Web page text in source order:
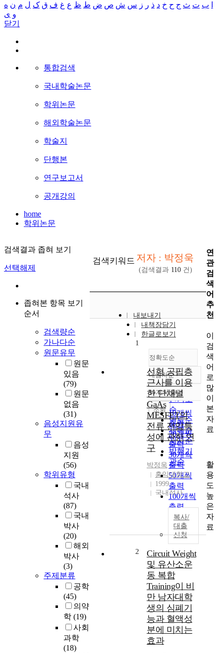
ب ت ث ج ح خ د ذ ر ز س ش ص ض ط ظ ع غ ف ق ک ل م ن ه
و ی
닫기
통합검색
국내학술논문
학위논문
해외학술논문
학술지
단행본
연구보고서
공개강의
home
학위논문
검색결과 좁혀 보기
선택해제
좁혀본 항목 보기
순서
검색량순
가나다순
원문유무
원문
있음
(79)
원문
없음
(31)
음성지원유
무
음성
지원
(56)
학위유형
국내
석사
(87)
국내
박사
(20)
해외
박사
(3)
주제분류
공학
(45)
의약
학 (19)
사회
과학
(18)
검색키워드 저자 : 박정욱
(검색결과 110 건)
내보내기
내책장담기
한글로보기
정확도순
정확도
순
인기도
순
연도순
제목순
저자순
발행기
관순
내림차순
내림차순
10개씩 출력
10개씩
출력
20개씩
출력
30개씩
출력
50개씩
출력
100개씩
출력
조회
1
선형 공핍층
근사를 이용
한 단채널
GaAs
MESFET의
전류 전압특
성에 관한 연
구
박정욱
홍익대학교
1999
국내석사
복사/
대출
신청
2
Circuit Weight
및 유산소운
동 복합
Training이 비
만 남자대학
생의 심폐기
능과 혈액성
분에 미치는
효과
연
관
검
색
어
추
천
이
검
색
어
로
많
이
본
자
료
활
용
도
높
은
자
료